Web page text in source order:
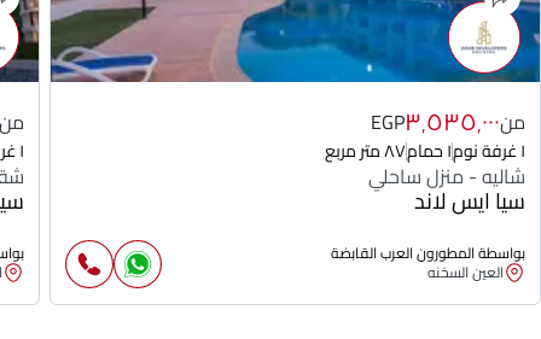
من٣٬٥٣٥٬٠٠٠EGP
١ غرفة نوم ١ حمام ٨٧ متر مربع
شاليه - منزل ساحلي
سيا ايس لاند
بواسطة المطورون العرب القابضة
العين السخنه
من
١ غرفة نوم